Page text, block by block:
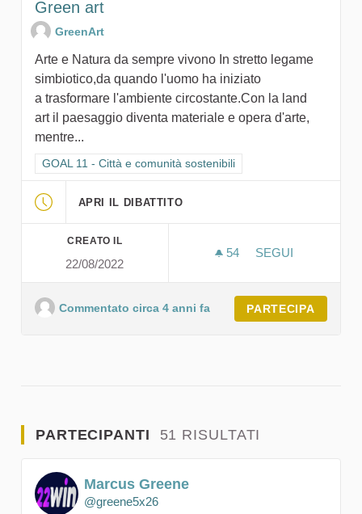
Green art
GreenArt
Arte e Natura da sempre vivono In stretto legame
simbiotico,da quando l'uomo ha iniziato
a trasformare l'ambiente circostante.Con la land
art il paesaggio diventa materiale e opera d'arte,
mentre...
Filtra i risultati per categoria: GOAL 11 - Città e comunità
GOAL 11 - Città e comunità sostenibili
APRI IL DIBATTITO
CREATO IL
22/08/2022
54 54 SOSTENITORI
SEGUI
Commentato circa 4 anni fa PARTECIPA
PARTECIPANTI 51 RISULTATI
Marcus Greene
@greene5x26